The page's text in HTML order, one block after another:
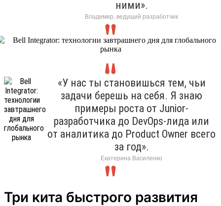
ними».
Владимир, ведущий разработчик
«У нас ты становишься тем, чьи
задачи берешь на себя. Я знаю
примеры роста от Junior-
разработчика до DevOps-лида или
от аналитика до Product Owner всего
за год».
Екатерина Василенко
Три кита быстрого развития